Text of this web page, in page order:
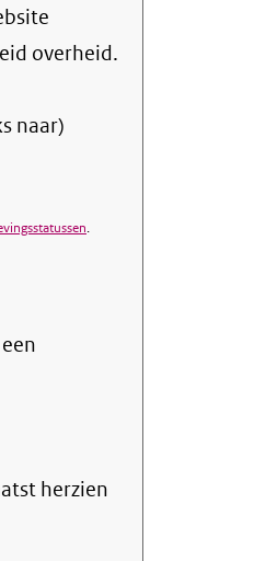
overheid.
naar)
.
herzien